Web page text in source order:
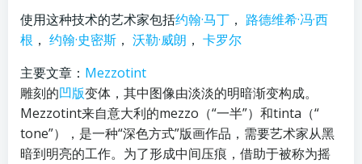
使用这种技术的艺术家包括约翰·马丁 ， 路德维希·冯·西
根 ， 约翰·史密斯 ， 沃勒·威朗 ， 卡罗尔
主要文章： Mezzotint
雕刻的凹版变体，其中图像由淡淡的明暗渐变构成。
Mezzotint来自意大利的mezzo（“一半”）和tinta（“
tone”），是一种“深色方式”版画作品，需要艺术家从黑
暗到明亮的工作。为了形成中间压痕，借助于被称为摇